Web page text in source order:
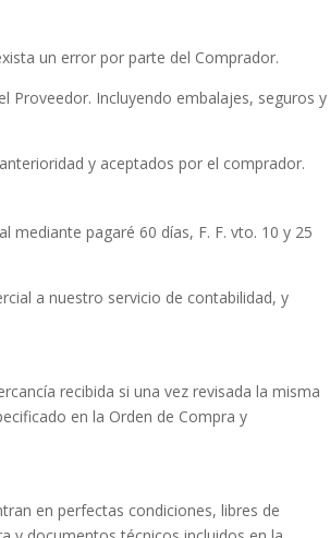
un error por parte del Comprador.
Proveedor. Incluyendo embalajes, seguros y
y aceptados por el comprador.
mediante pagaré 60 días, F. F. vto. 10 y 25
a nuestro servicio de contabilidad, y
recibida si una vez revisada la misma
en la Orden de Compra y
en perfectas condiciones, libres de